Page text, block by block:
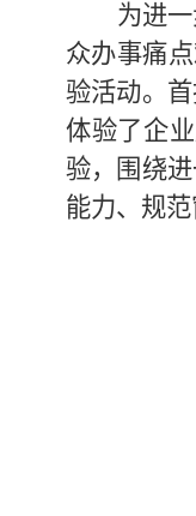
为进
众办事痛点
验活动。
体验了企
验，围绕
能力、规